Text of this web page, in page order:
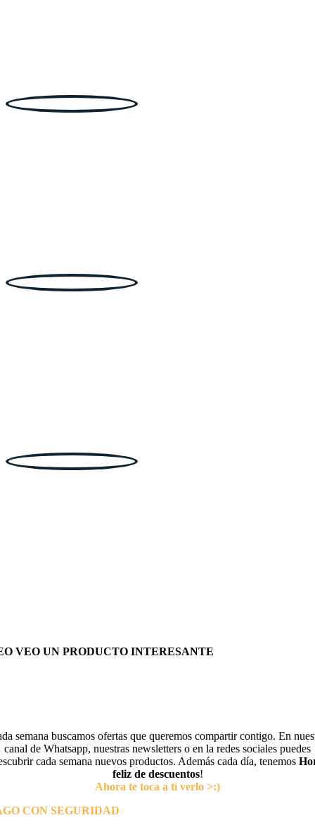
VEO UN PRODUCTO INTERESANTE
semana buscamos ofertas que queremos compartir contigo. En
canal de Whatsapp, nuestras newsletters o en la redes sociales puedes
cada semana nuevos productos. Además cada día, tenemos
feliz de descuentos!
Ahora te toca a tí verlo >:)
CON SEGURIDAD